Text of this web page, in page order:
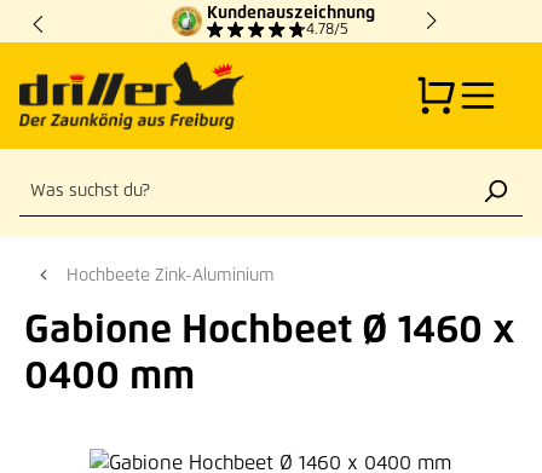
Zum Hauptinhalt springen
Kundenauszeichnung
4.78/5
Hochbeete Zink-Aluminium
Gabione Hochbeet Ø 1460 x
0400 mm
Bildergalerie überspringen